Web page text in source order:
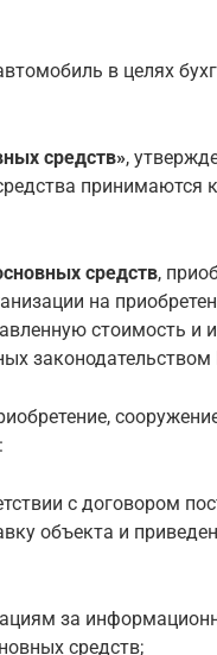
в целях
средств»,
принимаются
средств,
на
стоимость
с договором
объекта и
за
средств;